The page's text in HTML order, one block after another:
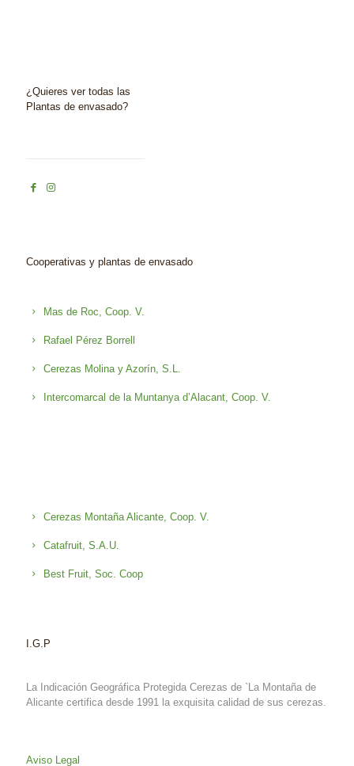
¿Quieres ver todas las
Plantas de envasado?
Cooperativas y plantas de envasado
Mas de Roc, Coop. V.
Rafael Pérez Borrell
Cerezas Molina y Azorín, S.L.
Intercomarcal de la Muntanya d’Alacant, Coop. V.
Cerezas Montaña Alicante, Coop. V.
Catafruit, S.A.U.
Best Fruit, Soc. Coop
I.G.P
La Indicación Geográfica Protegida Cerezas de `La Montaña de
Alicante certifica desde 1991 la exquisita calidad de sus cerezas.
Aviso Legal